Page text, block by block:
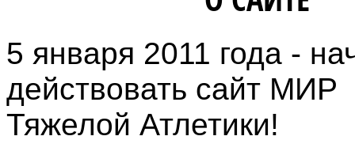
5 января 2011 года -
действовать сайт МИР
Тяжелой Атлетики!